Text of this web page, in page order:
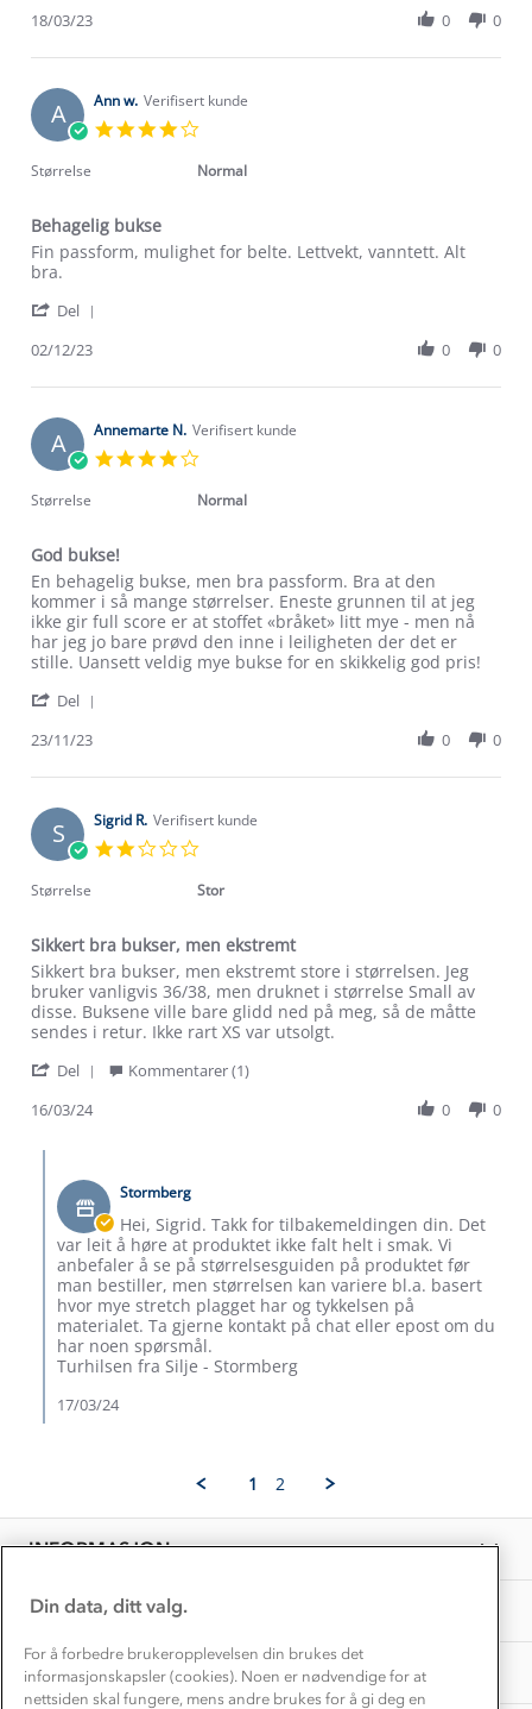
on
Mar
sånn
eg
Hrafnhildur
on
18
Mar
18/03/23 0 0
A Ann w. Verifisert kunde
rating
Størrelse Normal
Behagelig bukse
Review
by
w.
2
2023
review
stating
bukse
Fin passform, mulighet for belte. Lettvekt, vanntett. Alt
bra.
Del
Ann
on
2
Dec
02/12/23 0 0
A Annemarte N. Verifisert kunde
rating
Størrelse Normal
God bukse!
Review
by
Annemarte
N.
on
Nov
review
stating
God
bukse!
En behagelig bukse, men bra passform. Bra at den
kommer i så mange størrelser. Eneste grunnen til at jeg
ikke gir full score er at stoffet «bråket» litt mye - men nå
har jeg jo bare prøvd den inne i leiligheten der det er
stille. Uansett veldig mye bukse for en skikkelig god pris!
Del
Annemarte
on
23
Nov
23/11/23 0 0
S Sigrid R. Verifisert kunde
rating
Størrelse Stor
Sikkert bra bukser, men ekstremt
Review
by
Sigrid
R.
16
2024
review
stating
Sikkert
bra
men
Sikkert bra bukser, men ekstremt store i størrelsen. Jeg
bruker vanligvis 36/38, men druknet i størrelse Small av
disse. Buksene ville bare glidd ned på meg, så de måtte
sendes i retur. Ikke rart XS var utsolgt.
Del
on
16
Mar
2024
Kommentarer (1)
16/03/24
0 0
Butikkeier
on
Review
by
Sigrid
R.
on
16
Mar
Stormberg
Hei, Sigrid. Takk for tilbakemeldingen din. Det
var leit å høre at produktet ikke falt helt i smak. Vi
anbefaler å se på størrelsesguiden på produktet før
man bestiller, men størrelsen kan variere bl.a. basert
hvor mye stretch plagget har og tykkelsen på
materialet. Ta gjerne kontakt på chat eller epost om du
har noen spørsmål.
Turhilsen fra Silje - Stormberg
17/03/24
1 2
INFORMASJON
Kundeservice
Kontakt oss
Konkurransevinnere
Våre butikker
Bedrift, barnehage og SFO
Presse
OM OSS
Om Stormberg
Klima og miljø
Etisk handel
Dyreetikk
1% til samfunnet
Inkludering
Samarbeide med oss?
TIPS OG RÅD
Trelagsprinsippet barn
Alt du trenger til Norgesferien
Dette trenger du til barnehagen
Gravidklær
Hvordan velge riktig turtøy?
Store størrelser
Turmat oppskrifter
Beredskap
Norgesferie 🇳🇴
Få turinspirasjon og tips her⛰
Overnatte utendørs⛺
Leirskole 🥾
Barnehageansatt
Din data, ditt valg.
For å forbedre brukeropplevelsen din brukes det
informasjonskapsler (cookies). Noen er nødvendige for at
nettsiden skal fungere, mens andre brukes for å gi deg en